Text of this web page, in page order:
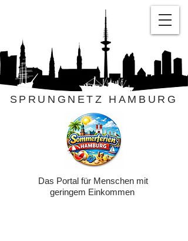
SPRUNGNETZ HAMBURG
Das Portal für Menschen mit
geringem Einkommen